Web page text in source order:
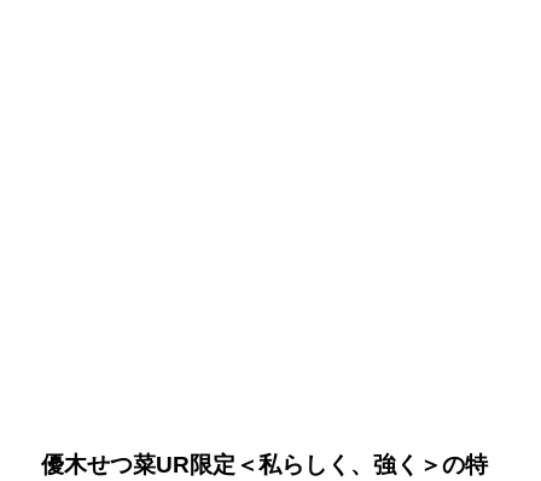
優木せつ菜UR限定＜私らしく、強く＞の特